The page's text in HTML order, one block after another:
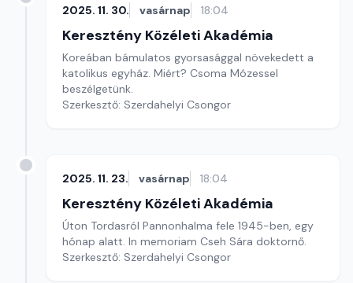
2025. 11. 30. vasárnap 18:04
Keresztény Közéleti Akadémia
Koreában bámulatos gyorsasággal növekedett a
katolikus egyház. Miért? Csoma Mózessel
beszélgetünk.
Szerkesztő: Szerdahelyi Csongor
2025. 11. 23. vasárnap 18:04
Keresztény Közéleti Akadémia
Úton Tordasról Pannonhalma fele 1945-ben, egy
hónap alatt. In memoriam Cseh Sára doktornő.
Szerkesztő: Szerdahelyi Csongor